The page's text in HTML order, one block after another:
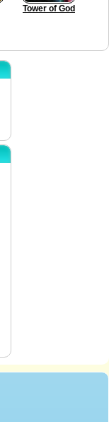
Tower of God